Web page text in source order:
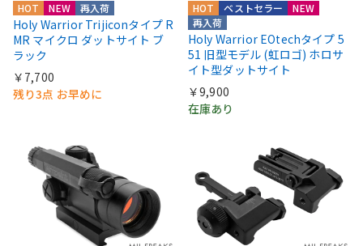
HOT NEW 再入荷
Holy Warrior Trijiconタイプ R
MR マイクロ ダットサイト ブ
ラック
￥7,700
残り3点 お早めに
HOT
NEW
再入荷
ベストセラー
Holy Warrior EOtechタイプ 5
51 旧型モデル (虹ロゴ) ホロサ
イト型ダットサイト
￥9,900
在庫あり